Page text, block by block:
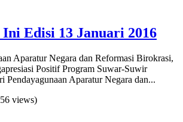
Edisi 13 Januari 2016
Aparatur Negara dan Reformasi Birokrasi,
Positif Program Suwar-Suwir
Pendayagunaan Aparatur Negara dan...
views)